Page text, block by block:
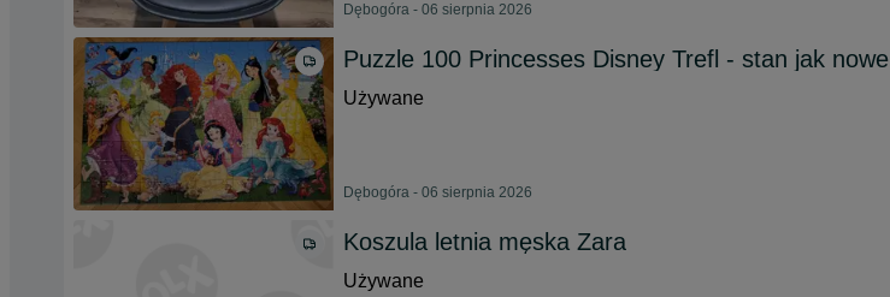
Dębogóra - 06 sierpnia 2026
Puzzle 100 Princesses Disney Trefl - stan jak nowe
Używane
Dębogóra - 06 sierpnia 2026
Koszula letnia męska Zara
Używane